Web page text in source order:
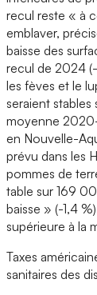
recul reste « à
emblaver,
baisse des
recul de 2024
les fèves et le
seraient stables
moyenne
en Nouvelle-
prévu dans les
pommes de
table sur 169
baisse » (-1,4
supérieure à la
Taxes
sanitaires des